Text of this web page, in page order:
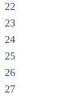
22
23
24
25
26
27